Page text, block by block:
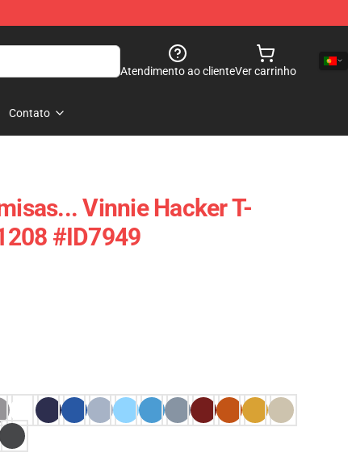
Atendimento ao clienteVer carrinho
Contato
Vinnie Hacker T-
#ID7949